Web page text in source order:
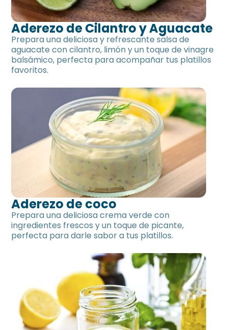
Aderezo de Cilantro y Aguacate
Prepara una deliciosa y refrescante salsa de
aguacate con cilantro, limón y un toque de vinagre
balsámico, perfecta para acompañar tus platillos
favoritos.
Aderezo de coco
Prepara una deliciosa crema verde con
ingredientes frescos y un toque de picante,
perfecta para darle sabor a tus platillos.